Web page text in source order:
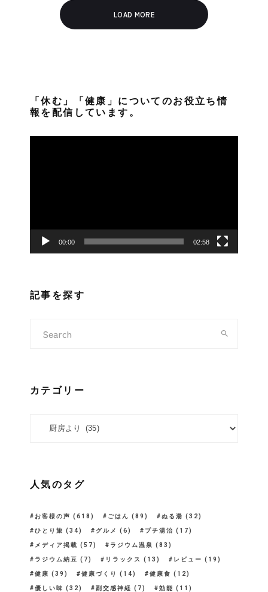
LOAD MORE
「休む」「健康」についてのお役立ち情
報を配信しています。
ー
00:00 02:58
記事を探す
カテゴリー
人気のタグ
お客様の声 (618) ごはん (89) ぬる湯 (32)
ひとり旅 (34) グルメ (6) プチ湯治 (17)
メディア掲載 (57) ラジウム温泉 (83)
ラジウム納豆 (7) リラックス (13) レビュー (19)
健康 (39) 健康づくり (14) 健康食 (12)
優しい味 (32) 副交感神経 (7) 効能 (11)